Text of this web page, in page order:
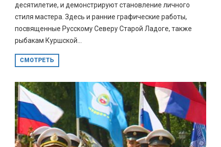
десятилетие, и демонстрируют становление личного
стиля мастера. Здесь и ранние графические работы,
посвященные Русскому Северу Старой Ладоге, также
рыбакам Куршской...
СМОТРЕТЬ